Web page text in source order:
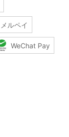
メルペイ
WeChat Pay